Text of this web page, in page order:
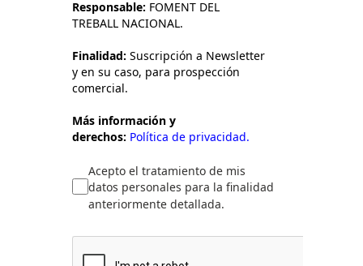
Responsable: FOMENT DEL
TREBALL NACIONAL.
Finalidad: Suscripción a Newsletter
y en su caso, para prospección
comercial.
Más información y
derechos: Política de privacidad.
Acepto el tratamiento de mis
datos personales para la finalidad
anteriormente detallada.